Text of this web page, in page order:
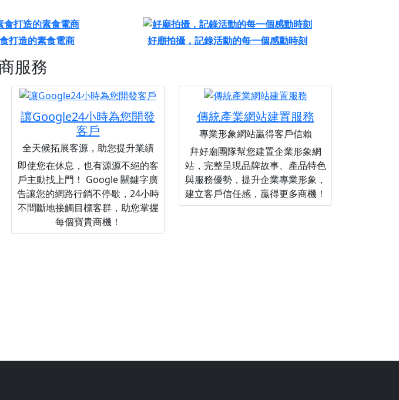
打造的素食電商 好廟拍攝，記錄活動的每一個感動時刻
服務
讓Google24小時為您開發
客戶
全天候拓展客源，助您提升業績
即使您在休息，也有源源不絕的客
戶主動找上門！ Google 關鍵字廣
告讓您的網路行銷不停歇，24小時
不間斷地接觸目標客群，助您掌握
每個寶貴商機！
傳統產業網站建置服務
專業形象網站贏得客戶信賴
拜好廟團隊幫您建置企業形象網
站，完整呈現品牌故事、產品特色
與服務優勢，提升企業專業形象，
建立客戶信任感，贏得更多商機！